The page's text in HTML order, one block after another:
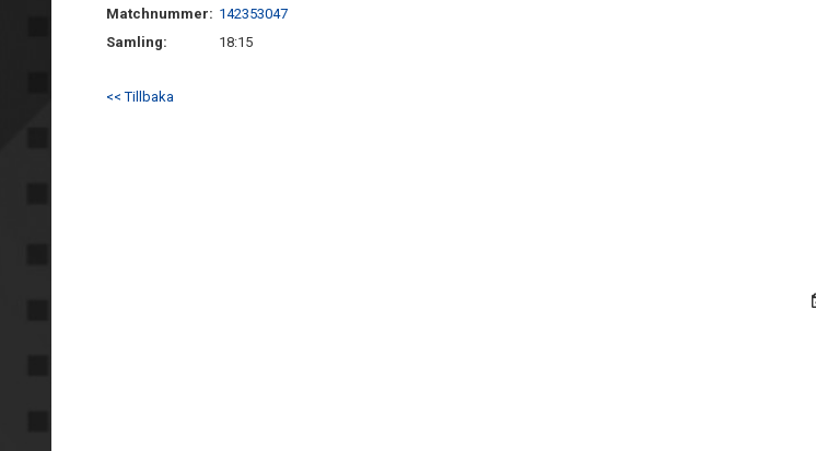
Matchnummer: 142353047
Samling:
18:15
<< Tillbaka